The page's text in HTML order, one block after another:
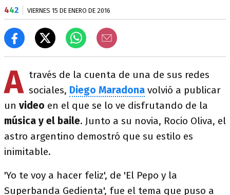
442 VIERNES 15 DE ENERO DE 2016
A través de la cuenta de una de sus redes
sociales, Diego Maradona volvió a publicar
un video en el que se lo ve disfrutando de la
música y el baile. Junto a su novia, Rocio Oliva, el
astro argentino demostró que su estilo es
inimitable.
'Yo te voy a hacer feliz', de 'El Pepo y la
Superbanda Gedienta', fue el tema que puso a